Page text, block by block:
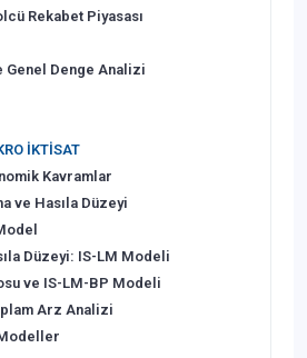
Rekabet Piyasası
Genel Denge Analizi
İKTİSAT
Kavramlar
ve Hasıla Düzeyi
Düzeyi: IS-LM Modeli
ve IS-LM-BP Modeli
Arz Analizi